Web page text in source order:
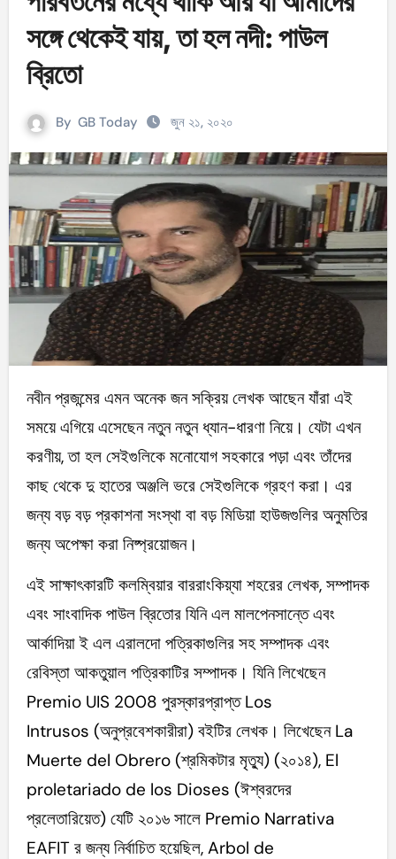
সঙ্গে থেকেই যায়, তা হল নদী: পাউল
ব্রিতো
By GB Today জুন ২১, ২০২০
নবীন প্রজন্মের এমন অনেক জন সক্রিয় লেখক আছেন যাঁরা এই
সময়ে এগিয়ে এসেছেন নতুন নতুন ধ্যান-ধারণা নিয়ে। যেটা এখন
করণীয়, তা হল সেইগুলিকে মনোযোগ সহকারে পড়া এবং তাঁদের
কাছ থেকে দু হাতের অঞ্জলি ভরে সেইগুলিকে গ্রহণ করা। এর
জন্য বড় বড় প্রকাশনা সংস্থা বা বড় মিডিয়া হাউজগুলির অনুমতির
জন্য অপেক্ষা করা নিষ্প্রয়োজন।
এই সাক্ষাৎকারটি কলম্বিয়ার বাররাংকিয়্যা শহরের লেখক, সম্পাদক
এবং সাংবাদিক পাউল ব্রিতোর যিনি এল মালপেনসান্তে এবং
আর্কাদিয়া ই এল এরালদো পত্রিকাগুলির সহ সম্পাদক এবং
রেবিস্তা আকতুয়াল পত্রিকাটির সম্পাদক। যিনি লিখেছেন
Premio UIS 2008 পুরস্কারপ্রাপ্ত Los
Intrusos (অনুপ্রবেশকারীরা) বইটির লেখক। লিখেছেন La
Muerte del Obrero (শ্রমিকটার মৃত্যু) (২০১৪), El
proletariado de los Dioses (ঈশ্বরদের
প্রলেতারিয়েত) যেটি ২০১৬ সালে Premio Narrativa
EAFIT র জন্য নির্বাচিত হয়েছিল, Arbol de